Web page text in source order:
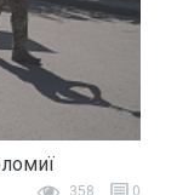
358 0